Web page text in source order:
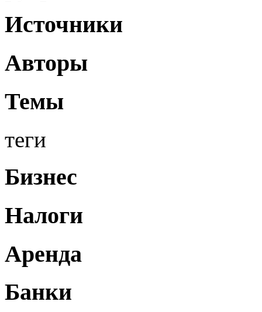
Источники
Авторы
Темы
теги
Бизнес
Налоги
Аренда
Банки